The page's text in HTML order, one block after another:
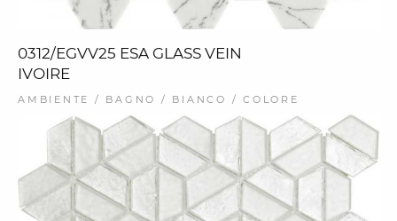
0312/EGVV25 ESA GLASS VEIN
IVOIRE
AMBIENTE / BAGNO / BIANCO / COLORE